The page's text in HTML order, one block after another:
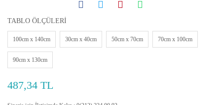
TABLO ÖLÇÜLERİ
100cm x 140cm 30cm x 40cm 50cm x 70cm 70cm x 100cm
90cm x 130cm
487,34 TL